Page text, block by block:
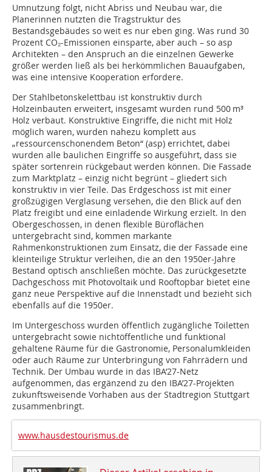
Umnutzung folgt, nicht Abriss und Neubau war, die
Planerinnen nutzten die Tragstruktur des
Bestandsgebäudes so weit es nur eben ging. Was rund 30
Prozent CO₂-Emissionen einsparte, aber auch – so asp
Architekten – den Anspruch an die einzelnen Gewerke
größer werden ließ als bei herkömmlichen Bauaufgaben,
was eine intensive Kooperation erfordere.
Der Stahlbetonskelettbau ist konstruktiv durch
Holzeinbauten erweitert, insgesamt wurden rund 500 m³
Holz verbaut. Konstruktive Eingriffe, die nicht mit Holz
möglich waren, wurden nahezu komplett aus
„ressourcenschonendem Beton“ (asp) errichtet, dabei
wurden alle baulichen Eingriffe so ausgeführt, dass sie
später sortenrein rückgebaut werden können. Die Fassade
zum Marktplatz – einzig nicht begrünt – gliedert sich
konstruktiv in vier Teile. Das Erdgeschoss ist mit einer
großzügigen Verglasung versehen, die den Blick auf den
Platz freigibt und eine einladende Wirkung erzielt. In den
Obergeschossen, in denen flexible Büroflächen
untergebracht sind, kommen markante
Rahmenkonstruktionen zum Einsatz, die der Fassade eine
kleinteilige Struktur verleihen, die an den 1950er-Jahre
Bestand optisch anschließen möchte. Das zurückgesetzte
Dachgeschoss mit Photovoltaik und Rooftopbar bietet eine
ganz neue Perspektive auf die Innenstadt und bezieht sich
ebenfalls auf die 1950er.
Im Untergeschoss wurden öffentlich zugängliche Toiletten
untergebracht sowie nichtöffentliche und funktional
gehaltene Räume für die Gastronomie, Personalumkleiden
oder auch Räume zur Unterbringung von Fahrrädern und
Technik. Der Umbau wurde in das IBA’27-Netz
aufgenommen, das ergänzend zu den IBA’27-Projekten
zukunftsweisende Vorhaben aus der Stadtregion Stutt­gart
zusammenbringt.
www.hausdestourismus.de